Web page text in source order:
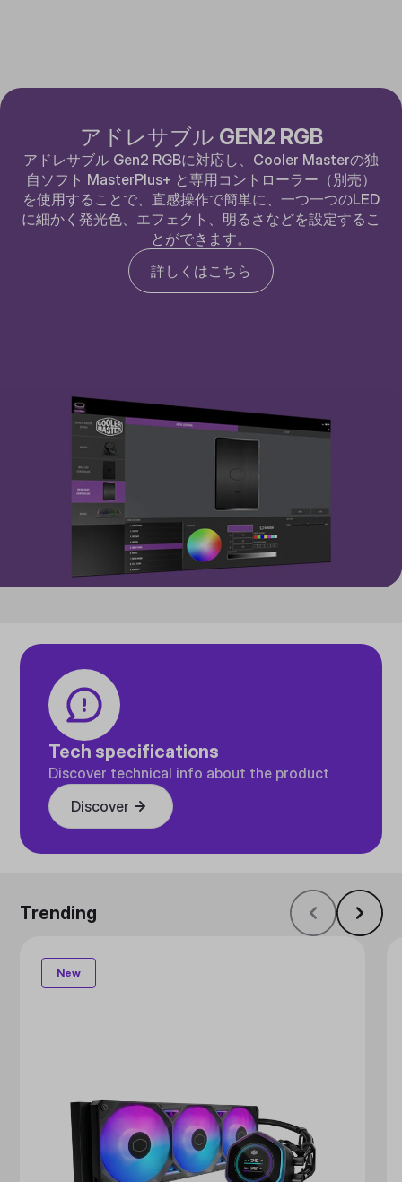
アドレサブル GEN2 RGB
アドレサブル Gen2 RGBに対応し、Cooler Masterの独
自ソフト MasterPlus+ と専用コントローラー（別売）
を使用することで、直感操作で簡単に、一つ一つのLED
に細かく発光色、エフェクト、明るさなどを設定するこ
とができます。
詳しくはこちら
Tech specifications
Discover technical info about the product
Discover
Trending
New